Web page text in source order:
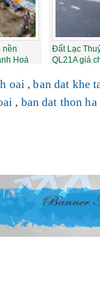
nền
Hoá
Đất Lạc
QL21A giá
oai ,ban dat khe
, ban dat thon